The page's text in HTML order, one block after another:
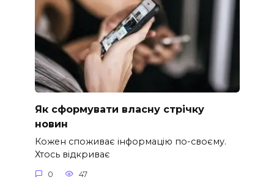
Як сформувати власну стрічку
новин
Кожен споживає інформацію по-своєму.
Хтось відкриває
0 47